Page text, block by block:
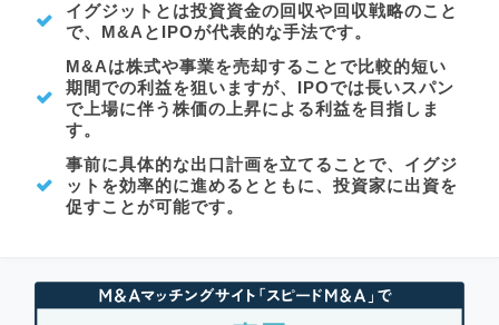
イグジットとは投資資金の回収や回収戦略のこと
で、M&AとIPOが代表的な手法です。
M&Aは株式や事業を売却することで比較的短い
期間での利益を狙いますが、IPOでは長いスパン
で上場に伴う株価の上昇による利益を目指しま
す。
事前に具体的な出口計画を立てることで、イグジ
ットを効率的に進めるとともに、投資家に出資を
促すことが可能です。